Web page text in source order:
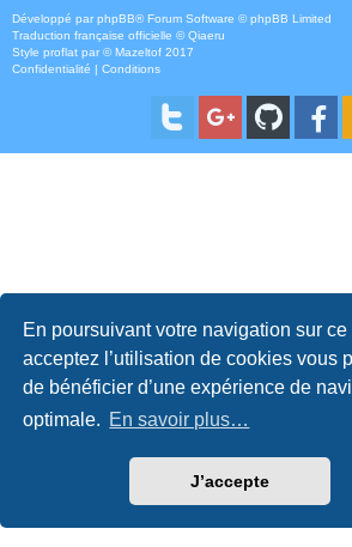
En poursuivant votre navigation sur
acceptez l’utilisation de cookies vous
de bénéficier d’une expérience de
optimale. En savoir plus…
J’accepte
Développé par phpBB® Forum Software © phpBB Limited
Traduction française officielle ©Qiaeru
Style proflat par ©Mazeltof 2017
Confidentialité | Conditions